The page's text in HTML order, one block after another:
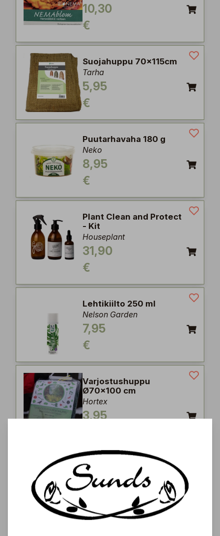
10,30
€
Suojahuppu 70x115cm
Tarha
5,95
€
Puutarhavaha 180 g
Neko
8,95
€
Plant Clean and Protect
- Kit
Houseplant
31,90
€
Lehtikiilto 250 ml
Nelson Garden
7,95
€
Varjostushuppu
Ø70x100 cm
Hortex
3,95
Merileväuute 300 ml
Neko
7,50
€